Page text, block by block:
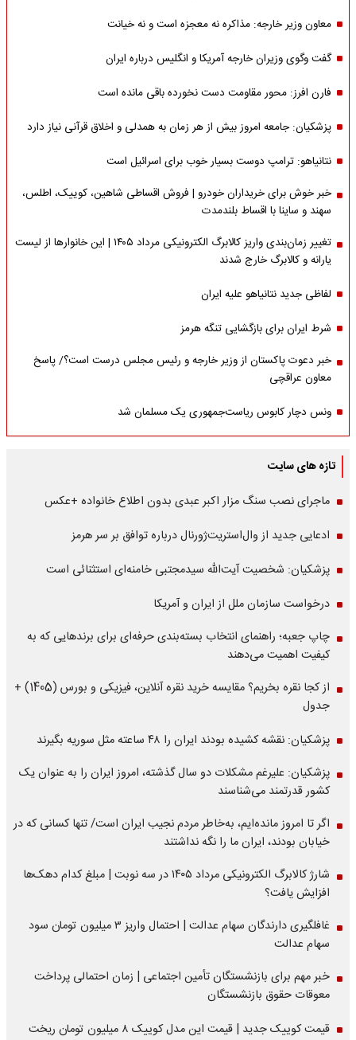
معاون وزیر خارجه: مذاکره نه معجزه است و نه خیانت
گفت وگوی وزیران خارجه آمریکا و انگلیس درباره ایران
فارن افرز: محور مقاومت دست نخورده باقی مانده است
پزشکیان: جامعه امروز بیش از هر زمان به همدلی و اخلاق قرآنی نیاز دارد
نتانیاهو: ترامپ دوست بسیار خوب برای اسرائیل است
خبر خوش برای خریداران خودرو | فروش اقساطی شاهین، کوییک، اطلس،
سهند و ساینا با اقساط بلندمدت
تغییر زمان‌بندی واریز کالابرگ الکترونیکی مرداد ۱۴۰۵ | این خانوارها از لیست
یارانه و کالابرگ خارج شدند
لفاظی جدید نتانیاهو علیه ایران
شرط ایران برای بازگشایی تنگه هرمز
خبر دعوت پاکستان از وزیر خارجه و رئیس مجلس درست است؟/ پاسخ
معاون عراقچی
ونس دچار کابوس ریاست‌جمهوری یک مسلمان شد
تازه های سایت
ماجرای نصب سنگ مزار اکبر عبدی بدون اطلاع خانواده +عکس
ادعایی جدید از وال‌استریت‌ژورنال درباره توافق بر سر هرمز
پزشکیان: شخصیت آیت‌الله سیدمجتبی خامنه‌ای استثنائی است
درخواست سازمان ملل از ایران و آمریکا
چاپ جعبه؛ راهنمای انتخاب بسته‌بندی حرفه‌ای برای برندهایی که به
کیفیت اهمیت می‌دهند
از کجا نقره بخریم؟ مقایسه خرید نقره آنلاین، فیزیکی و بورس (1405) +
جدول
پزشکیان: نقشه کشیده بودند ایران را ۴۸ ساعته مثل سوریه بگیرند
پزشکیان: علیرغم مشکلات دو سال گذشته، امروز ایران را به عنوان یک
کشور قدرتمند می‌شناسند
اگر تا امروز مانده‌ایم، به‌خاطر مردم نجیب ایران است/ تنها کسانی که در
خیابان بودند، ایران ما را نگه نداشتند
شارژ کالابرگ الکترونیکی مرداد ۱۴۰۵ در سه نوبت | مبلغ کدام دهک‌ها
افزایش یافت؟
غافلگیری دارندگان سهام عدالت | احتمال واریز ۳ میلیون تومان سود
سهام عدالت
خبر مهم برای بازنشستگان تأمین اجتماعی | زمان احتمالی پرداخت
معوقات حقوق بازنشستگان
قیمت کوییک جدید | قیمت این مدل کوییک ۸ میلیون تومان ریخت